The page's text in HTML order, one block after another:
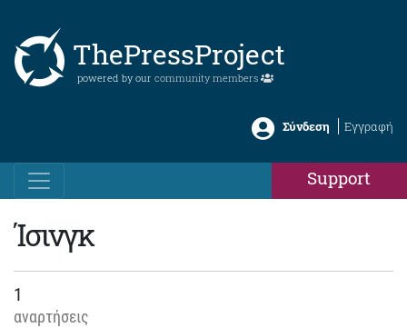
ThePressProject
powered by our community members
Σύνδεση Εγγραφή
Support
Ίσινγκ
1
αναρτήσεις